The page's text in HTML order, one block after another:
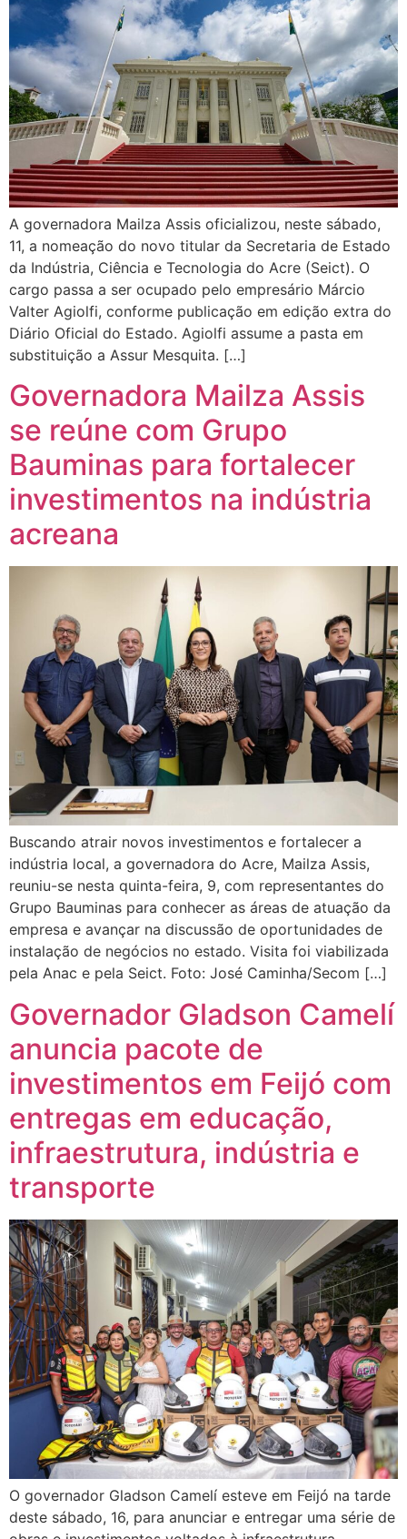
A governadora Mailza Assis oficializou, neste sábado,
11, a nomeação do novo titular da Secretaria de Estado
da Indústria, Ciência e Tecnologia do Acre (Seict). O
cargo passa a ser ocupado pelo empresário Márcio
Valter Agiolfi, conforme publicação em edição extra do
Diário Oficial do Estado. Agiolfi assume a pasta em
substituição a Assur Mesquita. […]
Governadora Mailza Assis
se reúne com Grupo
Bauminas para fortalecer
investimentos na indústria
acreana
Buscando atrair novos investimentos e fortalecer a
indústria local, a governadora do Acre, Mailza Assis,
reuniu-se nesta quinta-feira, 9, com representantes do
Grupo Bauminas para conhecer as áreas de atuação da
empresa e avançar na discussão de oportunidades de
instalação de negócios no estado. Visita foi viabilizada
pela Anac e pela Seict. Foto: José Caminha/Secom […]
Governador Gladson Camelí
anuncia pacote de
investimentos em Feijó com
entregas em educação,
infraestrutura, indústria e
transporte
O governador Gladson Camelí esteve em Feijó na tarde
deste sábado, 16, para anunciar e entregar uma série de